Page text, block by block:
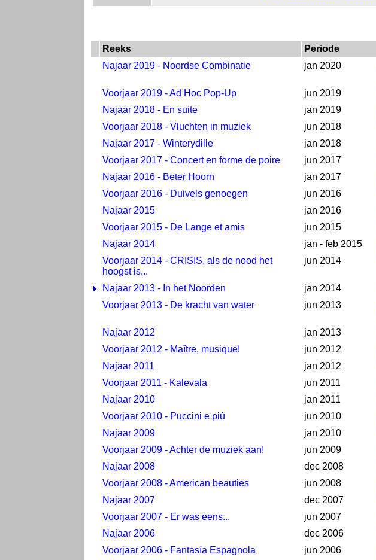
Reeks Periode
Najaar 2019 - Noordse Combinatie
jan 2020
Voorjaar 2019 - Ad Hoc Pop-Up
jun 2019
Najaar 2018 - En suite
jan 2019
Voorjaar 2018 - Vluchten in muziek
jun 2018
Najaar 2017 - Winterydille
jan 2018
Voorjaar 2017 - Concert en forme de poire
jun 2017
Najaar 2016 - Beter Hoorn
jan 2017
Voorjaar 2016 - Duivels genoegen
jun 2016
Najaar 2015
jan 2016
Voorjaar 2015 - De Lange et amis
jun 2015
Najaar 2014
jan - feb 2015
Voorjaar 2014 - CRISIS, als de nood het
hoogst is...
jun 2014
Najaar 2013 - In het Noorden jan 2014
Voorjaar 2013 - De kracht van water
jun 2013
Najaar 2012 jan 2013
Voorjaar 2012 - Maître, musique!
jun 2012
Najaar 2011
jan 2012
Voorjaar 2011 - Kalevala
jun 2011
Najaar 2010
jan 2011
Voorjaar 2010 - Puccini e più
jun 2010
Najaar 2009
jan 2010
Voorjaar 2009 - Achter de muziek aan!
jun 2009
Najaar 2008
dec 2008
Voorjaar 2008 - American beauties
jun 2008
Najaar 2007
dec 2007
Voorjaar 2007 - Er was eens...
jun 2007
Najaar 2006
dec 2006
Voorjaar 2006 - Fantasía Espagnola
jun 2006